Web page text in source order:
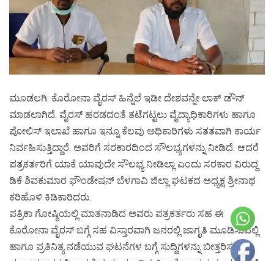
ಮೂಡಲಗಿ: ಕೊರೋನಾ ವೈರಸ್ ಹಿನ್ನೆಲೆ ಇಡೀ ದೇಶವನ್ನೇ ಲಾಕ್ ಡೌನ್
ಮಾಡಲಾಗಿದೆ. ವೈರಸ್ ಹರಡದಂತೆ ತಟೆಗಟ್ಟಲು ವೈದ್ಯಾಧಿಕಾರಿಗಳು ಹಾಗೂ
ಪೋಲಿಸ್ ಇಲಾಖೆ ಹಾಗೂ ಇನ್ನೂ ಕೆಲವು ಅಧಿಕಾರಿಗಳು ಸತತವಾಗಿ ಕಾರ್ಯ
ನಿರ್ವಹಿಸುತ್ತಿದ್ದಾರೆ. ಅವರಿಗೆ ಸರಕಾರದಿಂದ ಸೌಲಭ್ಯಗಳನ್ನು ನೀಡಿದೆ. ಆದರೆ
ಪತ್ರಕರ್ತರಿಗೆ ಯಾಕೆ ಯಾವುದೇ ಸೌಲಭ್ಯ ನೀಡಿಲ್ಲಾ ಎಂದು ಸರಕಾರ ವಿರುದ್ದ
ಡಿಕೆ ಶಿವಕುಮಾರ ಫೌಂಡೇಷನ್ ಬೆಳಗಾವಿ ಜಿಲ್ಲಾ ಘಟಕದ ಅಧ್ಯಕ್ಷ ಶ್ರೀನಾಥ
ಕರಿಹೊಳಿ ಕಿಡಿಕಾರಿದರು.
ಪತ್ರಿಕಾ ಗೋಷ್ಠಿಯಲ್ಲಿ ಮಾತನಾಡಿದ ಅವರು ಪತ್ರಕರ್ತರು ಸಹ ಈ
ಕೊರೋನಾ ವೈರಸ್ ಬಗ್ಗೆ ಸಹ ವಿಸ್ತಾರವಾಗಿ ಜನರಲ್ಲಿ ಜಾಗೃತಿ ಮೂಡಿಸುವಲ್ಲಿ
ಹಾಗೂ ಪ್ರತಿನಿತ್ಯ ನಡೆಯುವ ಘಟನೆಗಳ ಬಗ್ಗೆ ಸುದ್ದಿಗಳನ್ನು ಬೀತ್ತರಿಸುವ